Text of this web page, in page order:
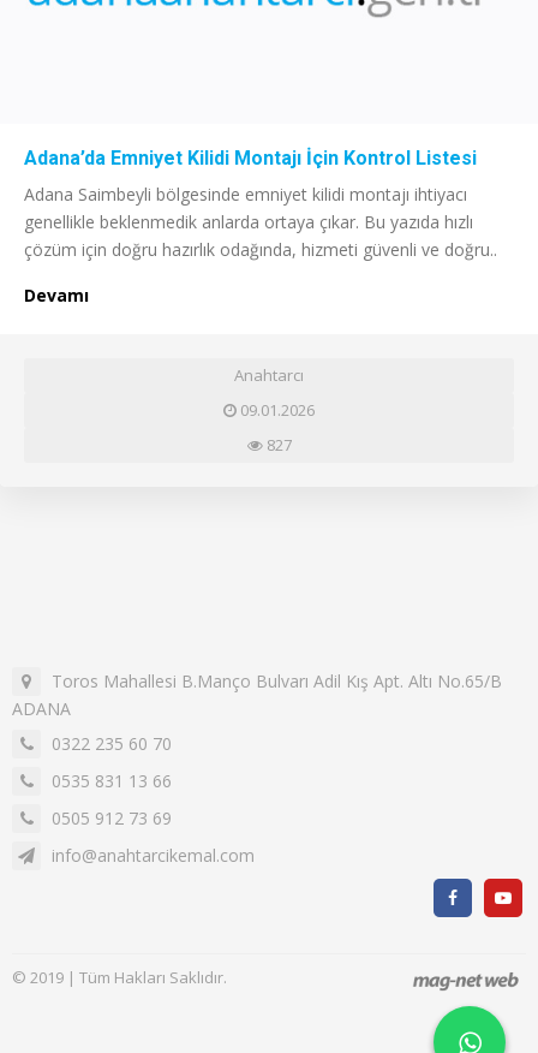
Adana’da Emniyet Kilidi Montajı İçin Kontrol Listesi
Adana Saimbeyli bölgesinde emniyet kilidi montajı ihtiyacı
genellikle beklenmedik anlarda ortaya çıkar. Bu yazıda hızlı
çözüm için doğru hazırlık odağında, hizmeti güvenli ve doğru..
Devamı
Anahtarcı
09.01.2026
827
Toros Mahallesi B.Manço Bulvarı Adil Kış Apt. Altı No.65/B
ADANA
0322 235 60 70
0535 831 13 66
0505 912 73 69
info@anahtarcikemal.com
© 2019 | Tüm Hakları Saklıdır.